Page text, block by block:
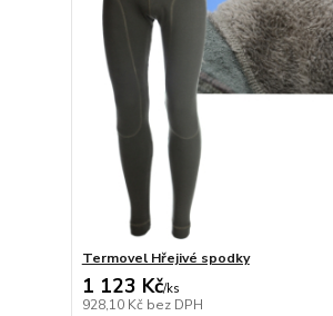
Termovel Hřejivé spodky
1 123 Kč/ks
928,10 Kč bez DPH